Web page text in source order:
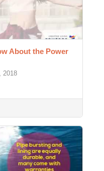
About the Power
2018